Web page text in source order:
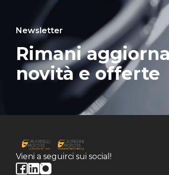
Newsletter
Rimani
novità e offerte
Vieni a seguirci sui social!